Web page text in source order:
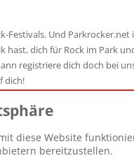
Festivals. Und Parkrocker.net
hast, dich für Rock im Park
registriere dich doch bei
dich!
[Du]
diese Website
bereitzustellen.